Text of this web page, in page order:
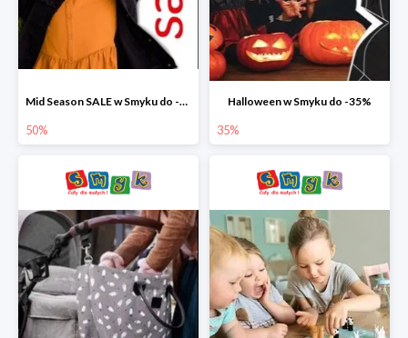
Mid Season SALE w Smyku do -50%
50%
Halloween w Smyku do -35%
35%